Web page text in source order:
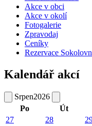
Akce v obci
Akce v okolí
Fotogalerie
Zpravodaj
Ceníky
Rezervace
Kalendář akcí
Srpen2026
Po
Út
27
28